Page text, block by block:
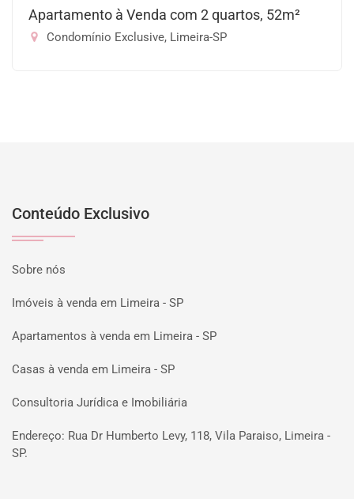
Apartamento à Venda com 2 quartos, 52m²
Condomínio Exclusive, Limeira-SP
Conteúdo Exclusivo
Sobre nós
Imóveis à venda em Limeira - SP
Apartamentos à venda em Limeira - SP
Casas à venda em Limeira - SP
Consultoria Jurídica e Imobiliária
Endereço: Rua Dr Humberto Levy, 118, Vila Paraiso, Limeira -
SP.